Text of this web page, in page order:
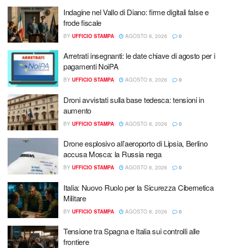
Indagine nel Vallo di Diano: firme digitali false e
frode fiscale
BY UFFICIO STAMPA AGOSTO 8, 2026 0
Arretrati insegnanti: le date chiave di agosto per i
pagamenti NoiPA
BY UFFICIO STAMPA AGOSTO 8, 2026 0
Droni avvistati sulla base tedesca: tensioni in
aumento
BY UFFICIO STAMPA AGOSTO 8, 2026 0
Drone esplosivo all’aeroporto di Lipsia, Berlino
accusa Mosca: la Russia nega
BY UFFICIO STAMPA AGOSTO 8, 2026 0
Italia: Nuovo Ruolo per la Sicurezza Cibernetica
Militare
BY UFFICIO STAMPA AGOSTO 8, 2026 0
Tensione tra Spagna e Italia sui controlli alle
frontiere